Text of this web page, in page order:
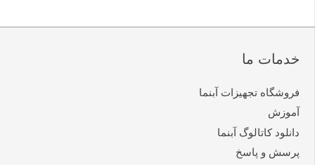
خدمات ما
فروشگاه تجهیزات آبنما
آموزش
دانلود کاتالوگ آبنما
پرسش و پاسخ